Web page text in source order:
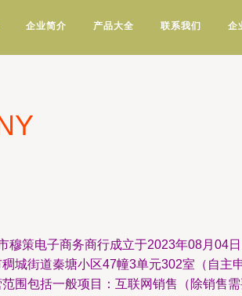
企业简介 产品大全 联系我们 企
穆策电子商务商行成立于2023年08月04
城街道秦塘小区47幢3单元302室（自主
围包括一般项目：互联网销售（除销售需